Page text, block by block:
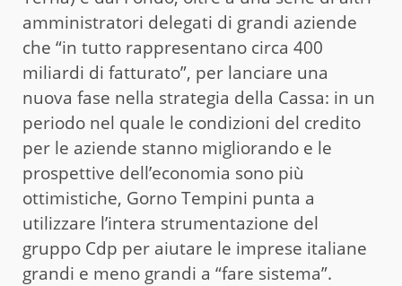
amministratori delegati di grandi aziende
che “in tutto rappresentano circa 400
miliardi di fatturato”, per lanciare una
nuova fase nella strategia della Cassa: in un
periodo nel quale le condizioni del credito
per le aziende stanno migliorando e le
prospettive dell’economia sono più
ottimistiche, Gorno Tempini punta a
utilizzare l’intera strumentazione del
gruppo Cdp per aiutare le imprese italiane
grandi e meno grandi a “fare sistema”.